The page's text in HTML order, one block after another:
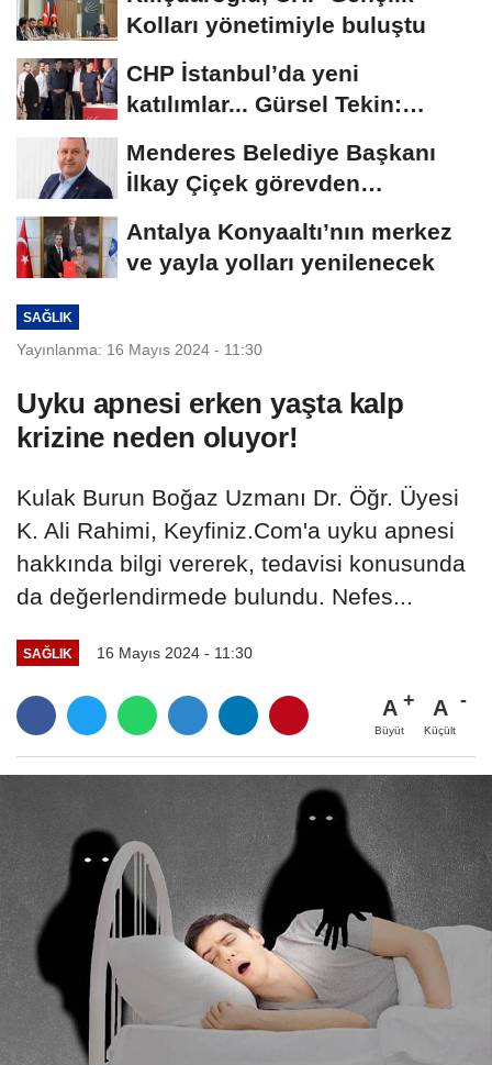
Kolları yönetimiyle buluştu
CHP İstanbul’da yeni
katılımlar... Gürsel Tekin:
Menderes Belediye Başkanı
İlkay Çiçek görevden
Antalya Konyaaltı’nın merkez
ve yayla yolları yenilenecek
SAĞLIK
Yayınlanma: 16 Mayıs 2024 - 11:30
Uyku apnesi erken yaşta kalp
krizine neden oluyor!
Kulak Burun Boğaz Uzmanı Dr. Öğr. Üyesi
K. Ali Rahimi, Keyfiniz.Com'a uyku apnesi
hakkında bilgi vererek, tedavisi konusunda
da değerlendirmede bulundu. Nefes...
SAĞLIK 16 Mayıs 2024 - 11:30
A
Büyüt
A
Küçült